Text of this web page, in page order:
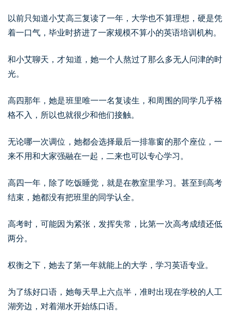
以前只知道小艾高三复读了一年，大学也不算理想，硬是凭
着一口气，毕业时挤进了一家规模不算小的英语培训机构。
和小艾聊天，才知道，她一个人熬过了那么多无人问津的时
光。
高四那年，她是班里唯一一名复读生，和周围的同学几乎格
格不入，所以也就很少和他们接触。
无论哪一次调位，她都会选择最后一排靠窗的那个座位，一
来不用和大家强融在一起，二来也可以专心学习。
高四一年，除了吃饭睡觉，就是在教室里学习。甚至到高考
结束，她都没有把班里的同学认全。
高考时，可能因为紧张，发挥失常，比第一次高考成绩还低
两分。
权衡之下，她去了第一年就能上的大学，学习英语专业。
为了练好口语，她每天早上六点半，准时出现在学校的人工
湖旁边，对着湖水开始练口语。